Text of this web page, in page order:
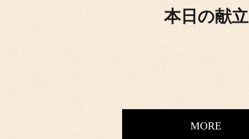
本日の献立
MORE